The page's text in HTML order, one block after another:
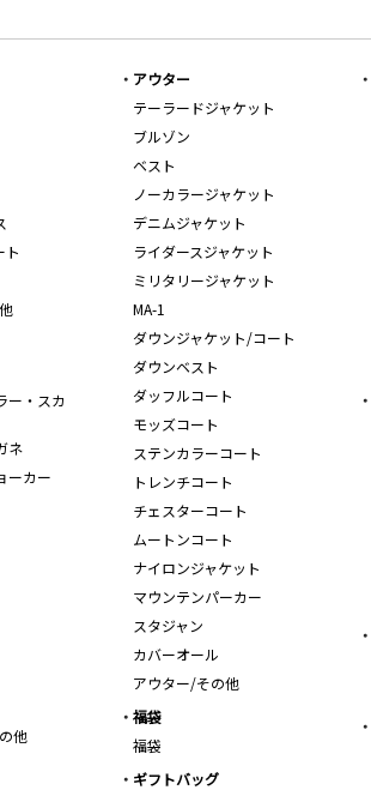
ト
アウター
テーラードジャケット
ブルゾン
ベスト
ノーカラージャケット
デニムジャケット
ライダースジャケット
ミリタリージャケット
MA-1
ダウンジャケット/コート
ダウンベスト
ダッフルコート
モッズコート
ステンカラーコート
トレンチコート
チェスターコート
ムートンコート
ナイロンジャケット
マウンテンパーカー
スタジャン
カバーオール
アウター/その他
ー・スカ
ネ
ーカー
他
福袋
福袋
ギフトバッグ